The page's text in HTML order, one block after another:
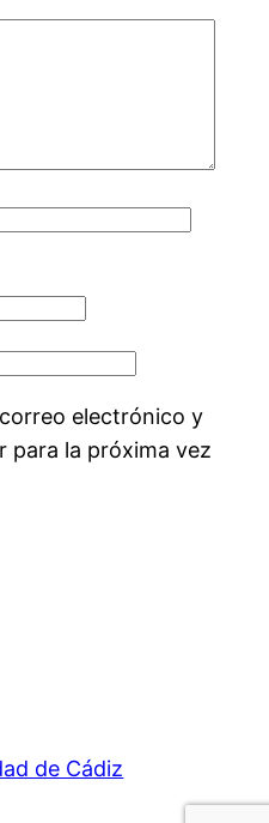
electrónico y
para la próxima vez
de Cádiz